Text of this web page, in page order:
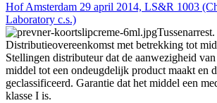
Hof Amsterdam 29 april 2014, LS&R 1003
Laboratory c.s.)
Tussenarrest.
Distributieovereenkomst met betrekking tot
Stellingen distributeur dat de aanwezigheid
middel tot een ondeugdelijk product maakt en
geclassificeerd. Garantie dat het middel een
klasse I is.